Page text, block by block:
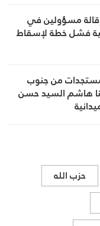
التطورات ذات
والإقليمي
إقالة مسؤولين في
فشل خطة لإسقاط
من جنوب
هاشم السيد حسن
حزب الله